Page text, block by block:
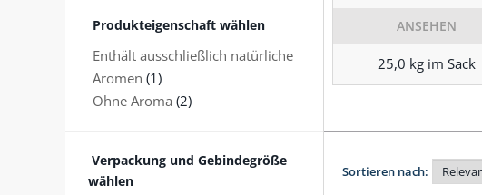
Produkteigenschaft wählen
Enthält ausschließlich natürliche
Aromen (1)
Ohne Aroma (2)
Verpackung und Gebindegröße
wählen
ANSEHEN
25,0 kg im Sack
Sortieren nach: